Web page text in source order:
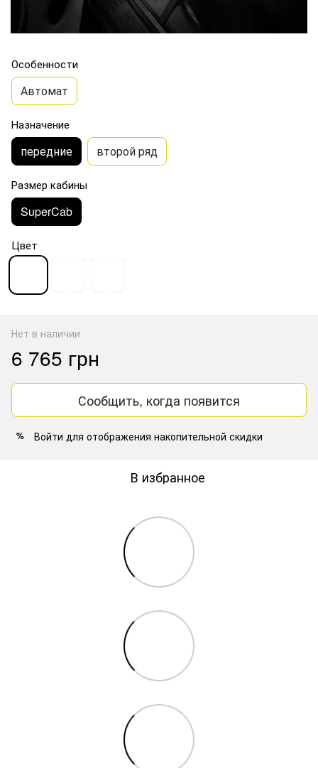
Особенности
Автомат
Назначение
передние второй ряд
Размер кабины
SuperCab
Цвет
Нет в наличии
6 765 грн
Сообщить, когда появится
% Войти для отображения накопительной скидки
В избранное